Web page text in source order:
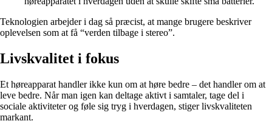
Teknologien arbejder i dag så præcist, at mange brugere beskriver
oplevelsen som at få “verden tilbage i stereo”.
Livskvalitet i fokus
Et høreapparat handler ikke kun om at høre bedre – det handler om at
leve bedre. Når man igen kan deltage aktivt i samtaler, tage del i
sociale aktiviteter og føle sig tryg i hverdagen, stiger livskvaliteten
markant.